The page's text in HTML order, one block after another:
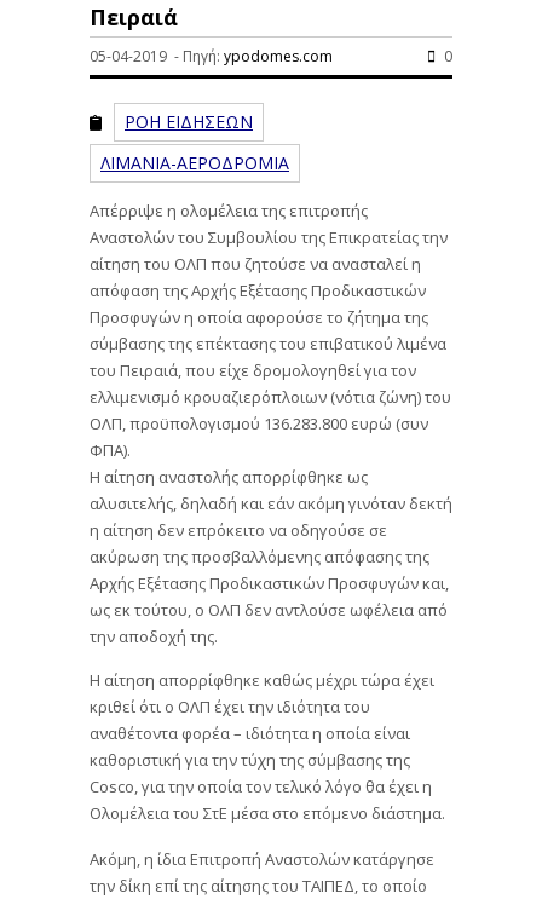
Πειραιά
05-04-2019 - Πηγή: ypodomes.com 0
ΡΟΗ ΕΙΔΗΣΕΩΝ
ΛΙΜΑΝΙΑ-ΑΕΡΟΔΡΟΜΙΑ
Απέρριψε η ολομέλεια της επιτροπής
Αναστολών του Συμβουλίου της Επικρατείας την
αίτηση του ΟΛΠ που ζητούσε να ανασταλεί η
απόφαση της Αρχής Εξέτασης Προδικαστικών
Προσφυγών η οποία αφορούσε το ζήτημα της
σύμβασης της επέκτασης του επιβατικού λιμένα
του Πειραιά, που είχε δρομολογηθεί για τον
ελλιμενισμό κρουαζιερόπλοιων (νότια ζώνη) του
ΟΛΠ, προϋπολογισμού 136.283.800 ευρώ (συν
ΦΠΑ).
Η αίτηση αναστολής απορρίφθηκε ως
αλυσιτελής, δηλαδή και εάν ακόμη γινόταν δεκτή
η αίτηση δεν επρόκειτο να οδηγούσε σε
ακύρωση της προσβαλλόμενης απόφασης της
Αρχής Εξέτασης Προδικαστικών Προσφυγών και,
ως εκ τούτου, ο ΟΛΠ δεν αντλούσε ωφέλεια από
την αποδοχή της.
Η αίτηση απορρίφθηκε καθώς μέχρι τώρα έχει
κριθεί ότι ο ΟΛΠ έχει την ιδιότητα του
αναθέτοντα φορέα – ιδιότητα η οποία είναι
καθοριστική για την τύχη της σύμβασης της
Cosco, για την οποία τον τελικό λόγο θα έχει η
Ολομέλεια του ΣτΕ μέσα στο επόμενο διάστημα.
Ακόμη, η ίδια Επιτροπή Αναστολών κατάργησε
την δίκη επί της αίτησης του ΤΑΙΠΕΔ, το οποίο